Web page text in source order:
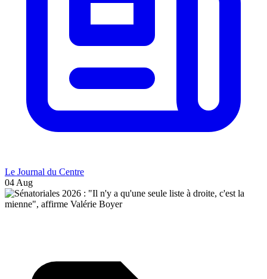
Le Journal du Centre
04 Aug